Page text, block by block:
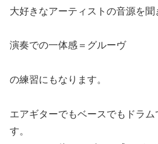
大好きなアーティストの音源を聞
演奏での一体感＝グルーヴ
の練習にもなります。
エアギターでもベースでもドラ
す。